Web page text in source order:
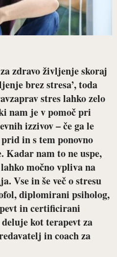
zdravo življenje skoraj
brez stresa’, toda
stres lahko zelo
nam je v pomoč pri
izzivov – če ga le
in s tem ponovno
Kadar nam to ne uspe,
močno vpliva na
Vse in še več o stresu
, diplomirani psiholog,
in certificirani
kot terapevt za
in coach za